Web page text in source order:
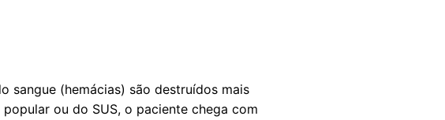
sangue (hemácias) são destruídos mais
ou do SUS, o paciente chega com